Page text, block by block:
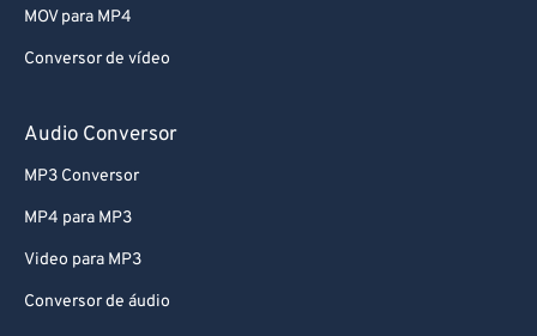
MOV para MP4
Conversor de vídeo
Audio Conversor
MP3 Conversor
MP4 para MP3
Video para MP3
Conversor de áudio